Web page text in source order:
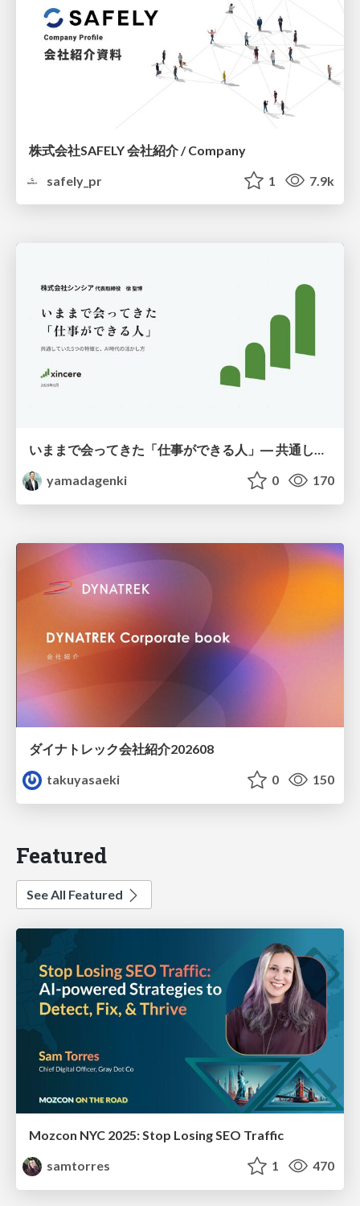
株式会社SAFELY 会社紹介 / Company
safely_pr
1 7.9k
いままで会ってきた「仕事ができる人」― 共通していた5つの特徴とAI時代の活かし方
yamadagenki
0 170
ダイナトレック会社紹介202608
takuyasaeki
0 150
Featured
See All Featured
Mozcon NYC 2025: Stop Losing SEO Traffic
samtorres
1 470